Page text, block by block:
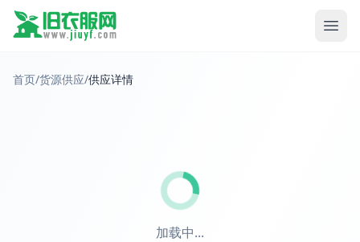
首页/货源供应/供应详情
加载中...